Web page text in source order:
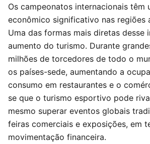
Os campeonatos internacionais têm
econômico significativo nas regiões
Uma das formas mais diretas desse
aumento do turismo. Durante
milhões de torcedores de todo o
os países-sede, aumentando a
consumo em restaurantes e o
se que o turismo esportivo pode
mesmo superar eventos globais
feiras comerciais e exposições, em
movimentação financeira.